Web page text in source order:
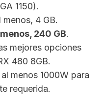
1150).
4 GB.
240 GB.
mejores opciones
480 8GB.
menos 1000W para
requerida.